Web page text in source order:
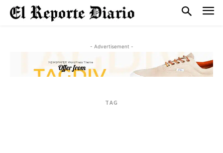
- Advertisement -
TAG